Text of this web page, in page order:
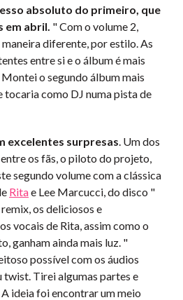
absoluto do primeiro, que
em abril. " Com o volume 2,
diferente, por estilo. As
entre si e o álbum é mais
o segundo álbum mais
tocaria como DJ numa pista de
excelentes surpresas. Um dos
os fãs, o piloto do projeto,
segundo volume com a clássica
Ritae Lee Marcucci, do disco "
os deliciosos e
vocais de Rita, assim como o
ganham ainda mais luz. "
possível com os áudios
twist. Tirei algumas partes e
ideia foi encontrar um meio